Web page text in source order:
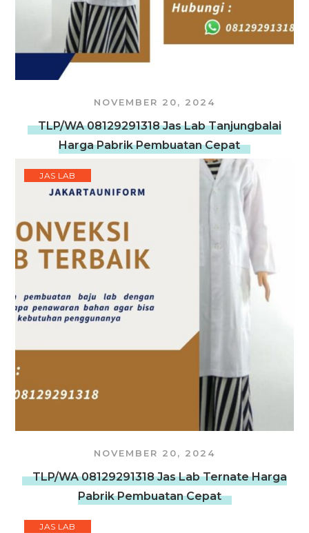
NOVEMBER 20, 2024
TLP/WA 08129291318 Jas Lab Tanjungbalai
Harga Pabrik Pembuatan Cepat
JAS LAB
NOVEMBER 20, 2024
TLP/WA 08129291318 Jas Lab Ternate Harga
Pabrik Pembuatan Cepat
JAS LAB